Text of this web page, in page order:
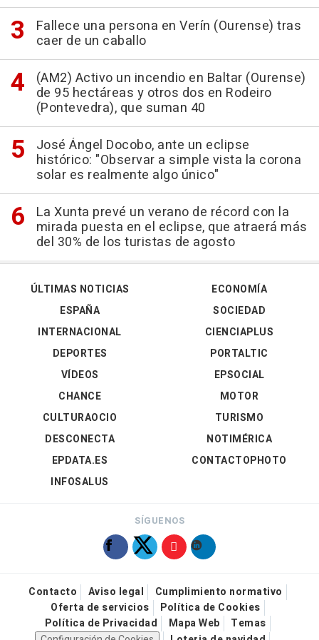
Fallece una persona en Verín (Ourense) tras
caer de un caballo
(AM2) Activo un incendio en Baltar (Ourense)
de 95 hectáreas y otros dos en Rodeiro
(Pontevedra), que suman 40
José Ángel Docobo, ante un eclipse
histórico: "Observar a simple vista la corona
solar es realmente algo único"
La Xunta prevé un verano de récord con la
mirada puesta en el eclipse, que atraerá más
del 30% de los turistas de agosto
ÚLTIMAS NOTICIAS
ESPAÑA
INTERNACIONAL
DEPORTES
VÍDEOS
ECONOMÍA
SOCIEDAD
CIENCIAPLUS
PORTALTIC
EPSOCIAL
CHANCE
CULTURAOCIO
DESCONECTA
EPDATA.ES
INFOSALUS
MOTOR
TURISMO
NOTIMÉRICA
CONTACTOPHOTO
SÍGUENOS
Contacto Aviso legal
Cumplimiento normativo
Oferta de servicios
Política de Cookies
Política de Privacidad
Mapa Web
Temas